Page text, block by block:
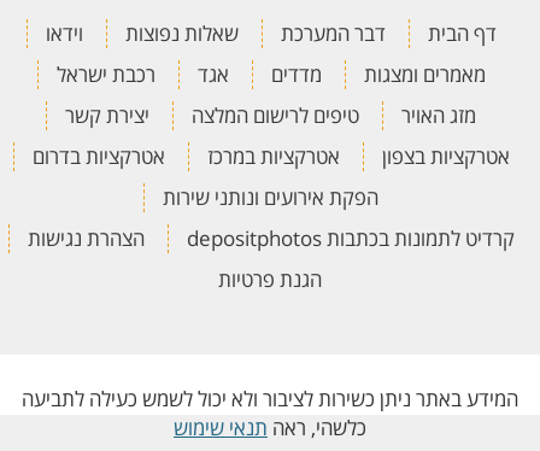
דף הבית דבר המערכת שאלות נפוצות
וידאו
מאמרים ומצגות
מדדים אגד
רכבת ישראל
מזג האויר
טיפים לרישום המלצה
יצירת קשר
אטרקציות בצפון
אטרקציות במרכז
אטרקציות בדרום
הפקת אירועים ונותני שירות
קרדיט לתמונות בכתבות depositphotos
הצהרת נגישות
הגנת פרטיות
המידע באתר ניתן כשירות לציבור ולא יכול לשמש כעילה לתביעה
כלשהי, ראה תנאי שימוש